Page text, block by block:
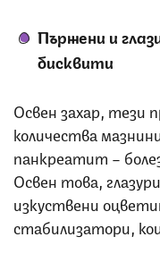
Пържени и
бисквити
Освен захар, тези
количества
панкреатит –
Освен това,
изкуствени
стабилизатори,